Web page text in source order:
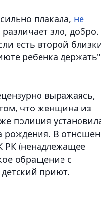
плакала, не
зло, добро.
есть второй
ребенка
выражаясь,
что женщина из
полиция
рождения. В
РК (ненадлежащее
обращение с
приют.